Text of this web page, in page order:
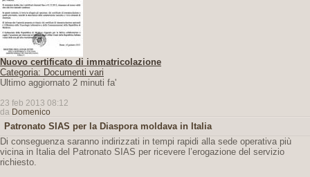
Nuovo certificato di immatricolazione
Categoria: Documenti vari
Ultimo aggiornato 2 minuti fa'
23 feb 2013 08:12
da Domenico
Patronato SIAS per la Diaspora moldava in Italia
Di conseguenza saranno indirizzati in tempi rapidi alla sede operativa più
vicina in Italia del Patronato SIAS per ricevere l’erogazione del servizio
richiesto.